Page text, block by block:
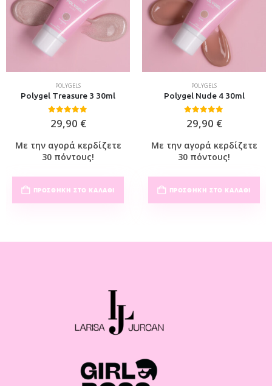
POLYGELS
Polygel Treasure 3 30ml
0out of 5
29,90 €
Με την αγορά κερδίζετε
30 πόντους!
ΠΡΟΣΘΉΚΗ ΣΤΟ ΚΑΛΆΘΙ
POLYGELS
Polygel Nude 4 30ml
0out of 5
29,90 €
Με την αγορά κερδίζετε
30 πόντους!
ΠΡΟΣΘΉΚΗ ΣΤΟ ΚΑΛΆΘΙ